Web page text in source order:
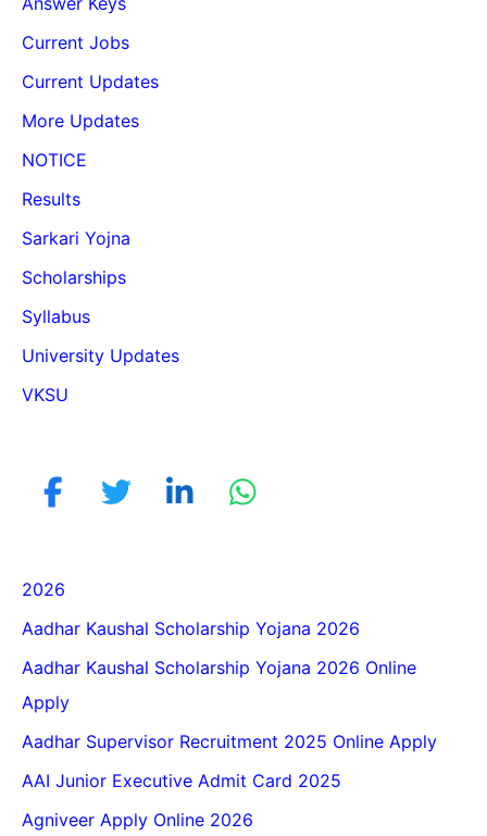
Current Jobs
Current Updates
More Updates
NOTICE
Results
Sarkari Yojna
Scholarships
Syllabus
University Updates
VKSU
2026
Aadhar Kaushal Scholarship Yojana 2026
Aadhar Kaushal Scholarship Yojana 2026 Online
Apply
Aadhar Supervisor Recruitment 2025 Online Apply
AAI Junior Executive Admit Card 2025
Agniveer Apply Online 2026